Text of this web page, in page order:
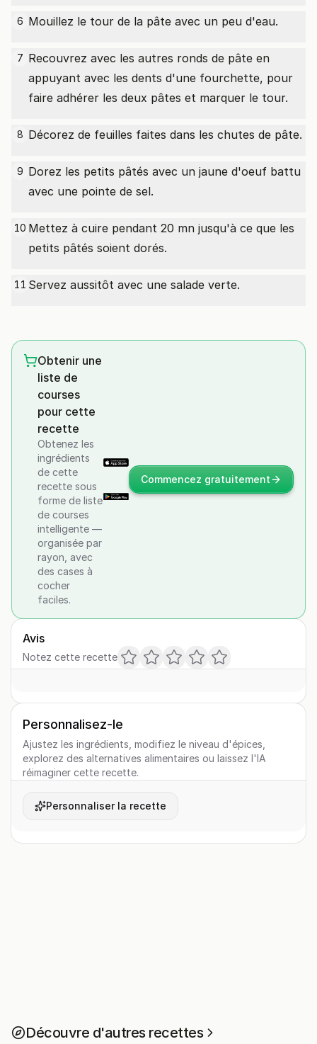
6 Mouillez le tour de la pâte avec un peu d'eau.
7 Recouvrez avec les autres ronds de pâte en
appuyant avec les dents d'une fourchette, pour
faire adhérer les deux pâtes et marquer le tour.
8 Décorez de feuilles faites dans les chutes de pâte.
9 Dorez les petits pâtés avec un jaune d'oeuf battu
avec une pointe de sel.
10 Mettez à cuire pendant 20 mn jusqu'à ce que les
petits pâtés soient dorés.
11 Servez aussitôt avec une salade verte.
Obtenir une
liste de
courses
pour cette
recette
Obtenez les
ingrédients
de cette
recette sous
forme de liste
de courses
intelligente —
organisée par
rayon, avec
des cases à
cocher
faciles.
Commencez gratuitement
Avis
Notez cette recette
Personnalisez-le
Ajustez les ingrédients, modifiez le niveau d'épices,
explorez des alternatives alimentaires ou laissez l'IA
réimaginer cette recette.
Personnaliser la recette
Découvre d'autres recettes